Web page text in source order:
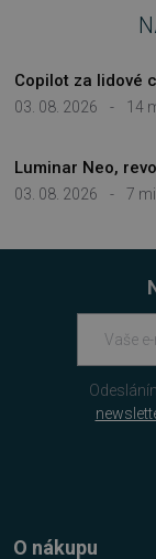
03. 08. 2026 - 14
Copilot za lidové
03. 08. 2026 - 7
Luminar Neo,
O nákupu
Název